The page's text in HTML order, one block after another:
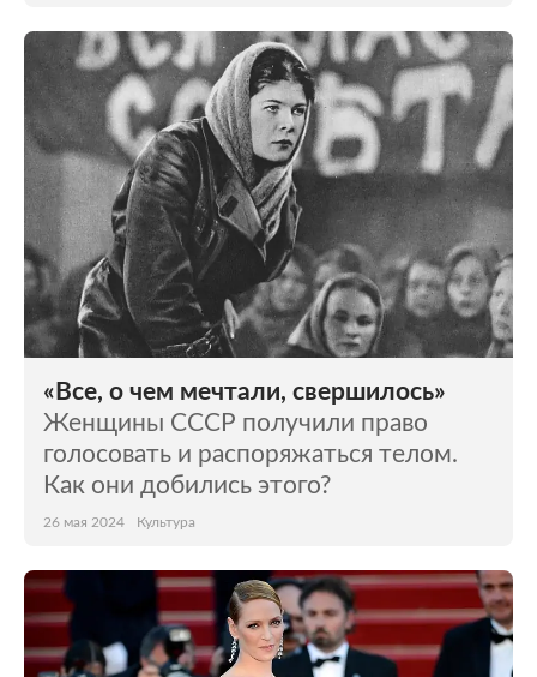
«Все, о чем мечтали, свершилось»
Женщины СССР получили право
голосовать и распоряжаться телом.
Как они добились этого?
26 мая 2024 Культура